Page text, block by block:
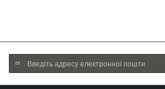
Підпишіться
на
нашу